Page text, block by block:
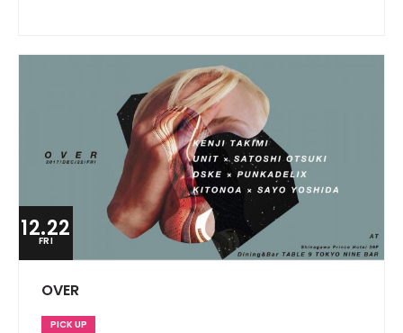
12.22
FRI
OVER
PICK UP